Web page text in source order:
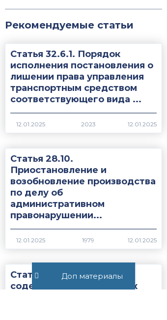
Доп материалы
Рекомендуемые статьи
Статья 32.6.1. Порядок
исполнения постановления о
лишении права управления
транспортным средством
соответствующего вида ...
2023
Статья 28.10.
Приостановление и
возобновление производства
по делу об
административном
правонарушении...
1979
Статья 27.19.1. Сроки
содержания иностранных